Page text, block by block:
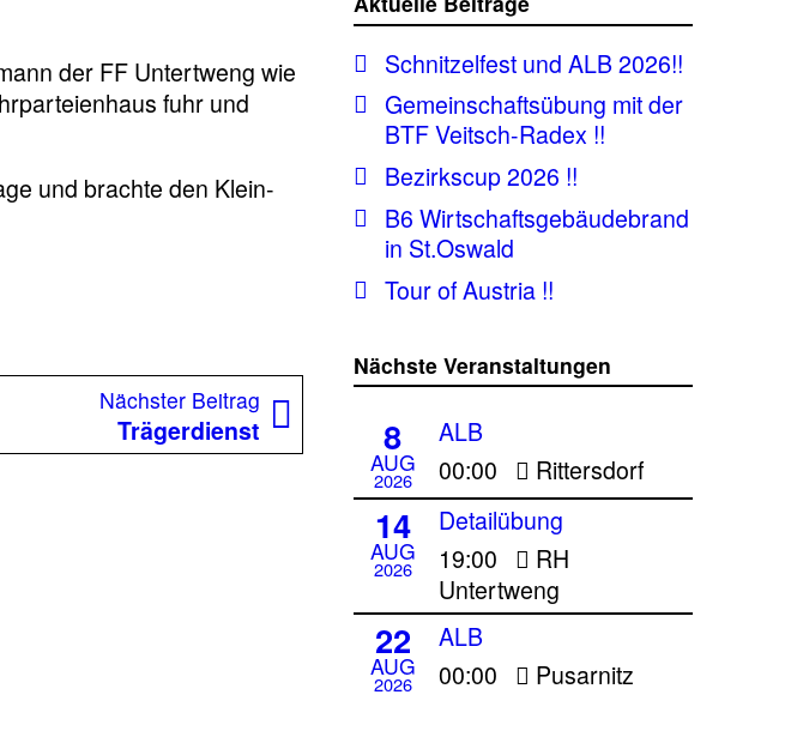
der FF Untertweng wie
fuhr und
und brachte den Klein-
Nächster Beitrag Nächster
Beitrag:
Trägerdienst
Schnitzelfest und ALB 2026!!
Gemeinschaftsübung mit der
BTF Veitsch-Radex !!
Bezirkscup 2026 !!
B6 Wirtschaftsgebäudebrand
in St.Oswald
Tour of Austria !!
Nächste Veranstaltungen
8
AUG
2026
ALB
00:00
Rittersdorf
14
AUG
2026
Detailübung
19:00
RH
Untertweng
22
AUG
2026
ALB
00:00
Pusarnitz